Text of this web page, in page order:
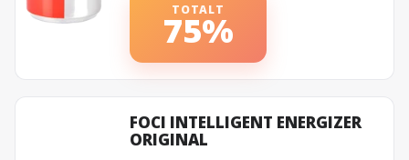
TOTALT
75%
FOCI INTELLIGENT ENERGIZER
ORIGINAL